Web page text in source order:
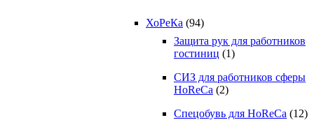
ХоРеКа (94)
Защита рук для работников
гостиниц (1)
СИЗ для работников сферы
HoReCa (2)
Спецобувь для HoReCa (12)